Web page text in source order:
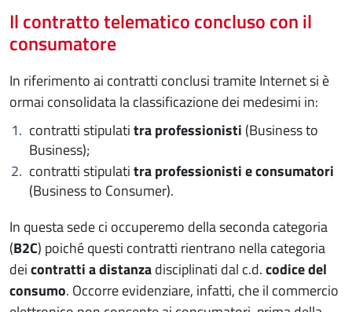
Il contratto telematico concluso con il
consumatore
In riferimento ai contratti conclusi tramite Internet si è
ormai consolidata la classificazione dei medesimi in:
contratti stipulatitra professionisti (Business to
Business);
contratti stipulatitra professionisti e consumatori
(Business to Consumer).
In questa sede ci occuperemo della seconda categoria
(B2C) poiché questi contratti rientrano nella categoria
deicontratti a distanzadisciplinati dal c.d.codice del
consumo. Occorre evidenziare, infatti, che il commercio